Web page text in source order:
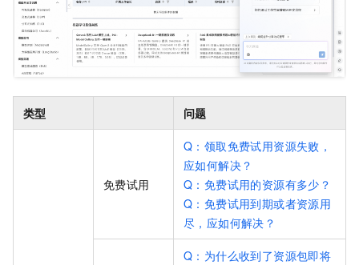
类型 问题
免费试用
Q：领取免费试用资源失败，
应如何解决？
Q：免费试用的资源有多少？
Q：免费试用到期或者资源用
尽，应如何解决？
Q：为什么收到了资源包即将